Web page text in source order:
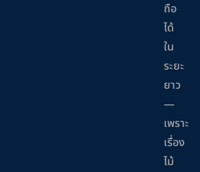
ถือ
ได้
ใน
ระยะ
ยาว
—
เพราะ
เรื่อง
ไม้